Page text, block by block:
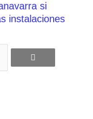
si
instalaciones